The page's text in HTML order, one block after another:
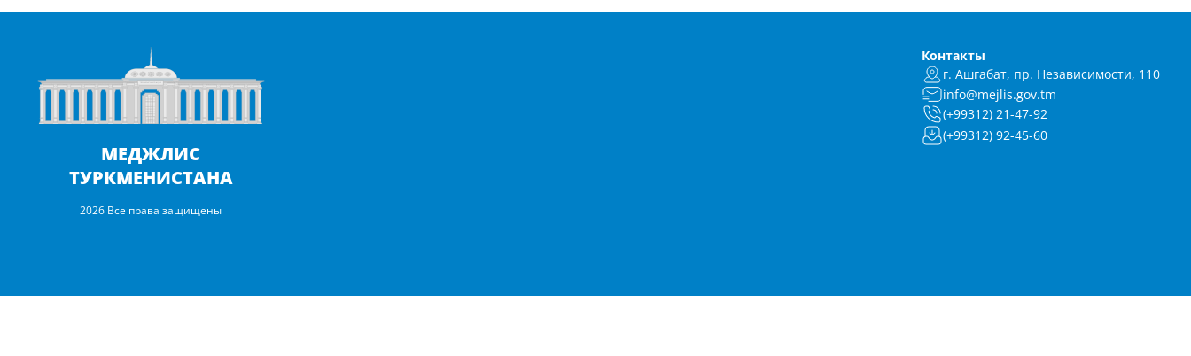
МЕДЖЛИС
ТУРКМЕНИСТАНА
2026 Все права защищены
Контакты
г. Ашгабат, пр. Независимости, 110
info@mejlis.gov.tm
(+99312) 21-47-92
(+99312) 92-45-60